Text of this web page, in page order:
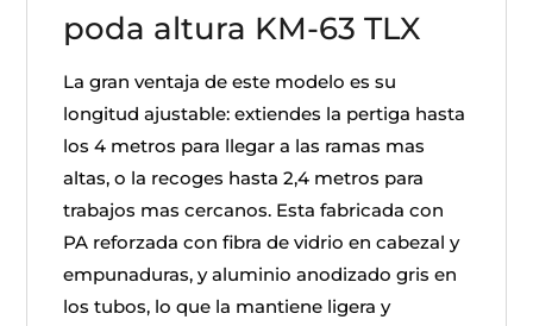
poda altura KM-63 TLX
La gran ventaja de este modelo es su
longitud ajustable: extiendes la pertiga hasta
los 4 metros para llegar a las ramas mas
altas, o la recoges hasta 2,4 metros para
trabajos mas cercanos. Esta fabricada con
PA reforzada con fibra de vidrio en cabezal y
empunaduras, y aluminio anodizado gris en
los tubos, lo que la mantiene ligera y